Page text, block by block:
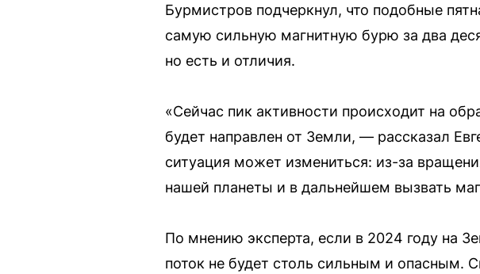
Бурмистров подчеркнул, что подобные
самую сильную магнитную бурю за два
но есть и отличия.
«Сейчас пик активности происходит на
будет направлен от Земли, — рассказал
ситуация может измениться: из-за
нашей планеты и в дальнейшем вызвать
По мнению эксперта, если в 2024 году на
поток не будет столь сильным и опасным.